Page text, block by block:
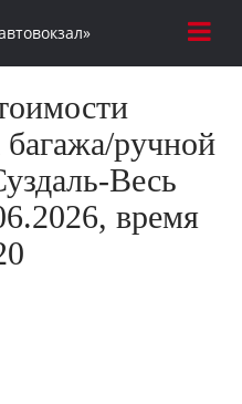
багажа/ручной
Весь
время